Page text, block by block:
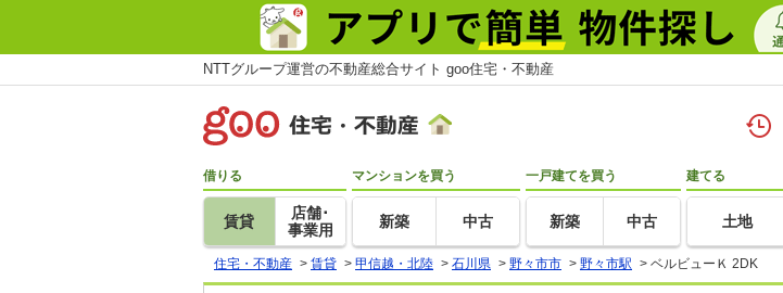
NTTグループ運営の不動産総合サイト goo住宅・不動産
借りる
賃貸
店舗･
事業用
マンションを買う
新築 中古
一戸建てを買う
新築 中古
建てる
土地
住宅・不動産 > 賃貸 > 甲信越・北陸 > 石川県 > 野々市市 > 野々市駅 > ベルビューＫ 2DK